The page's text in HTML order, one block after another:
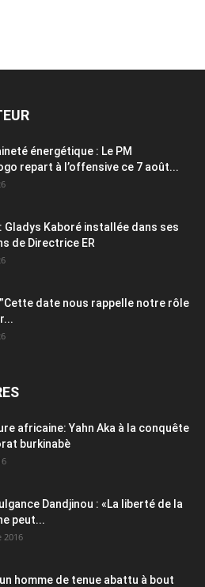
énergétique : Le PM
repart à l’offensive ce 7 août...
Gladys Kaboré installée dans ses
de Directrice ER
date nous rappelle notre rôle
africaine: Yahn Aka à la conquête
burkinabè
Dandjinou : «La liberté de la
peut...
2016
homme de tenue abattu à bout